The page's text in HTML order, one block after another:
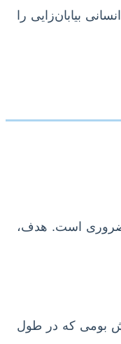
بیابان‌زایی را
ضروری است. هدف،
بومی که در طول